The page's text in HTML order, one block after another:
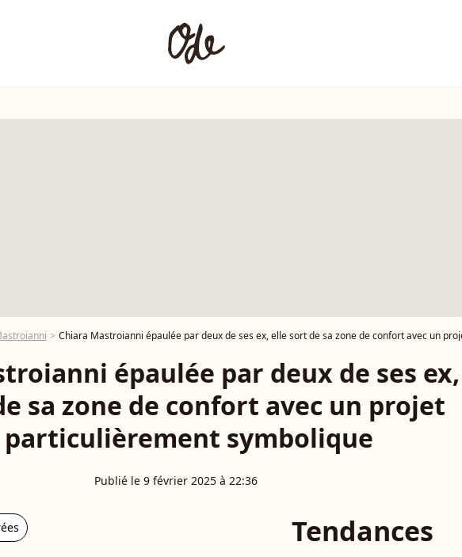
Chiara Mastroianni épaulée par deux de ses ex, elle sort de sa zone de confort avec un projet
épaulée par deux de ses
sa zone de confort avec un projet
particulièrement symbolique
Publié le 9 février 2025 à 22:36
Tendances